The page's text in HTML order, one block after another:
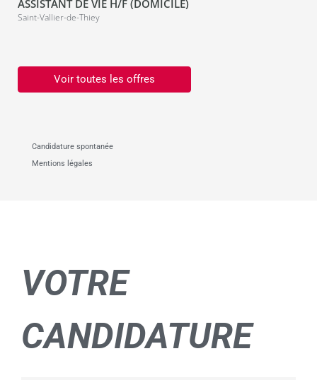
ASSISTANT DE VIE H/F (DOMICILE)
Saint-Vallier-de-Thiey
Voir toutes les offres
Candidature spontanée
Mentions légales
VOTRE
CANDIDATURE